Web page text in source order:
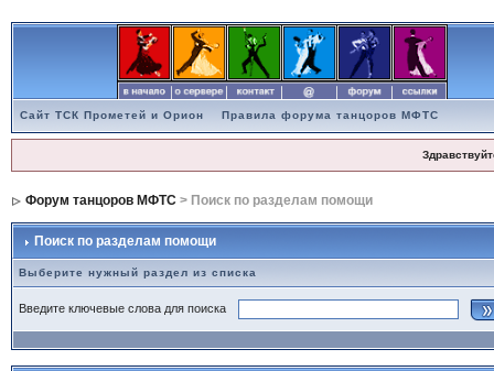
Сайт ТСК Прометей и Орион Правила форума танцоров МФТС
Форум танцоров МФТС> Поиск по разделам помощи
Поиск по разделам помощи
Выберите нужный раздел из списка
Введите ключевые слова для поиска